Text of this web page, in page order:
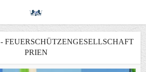
FEUERSCHÜTZENGESELLSCHAFT
PRIEN